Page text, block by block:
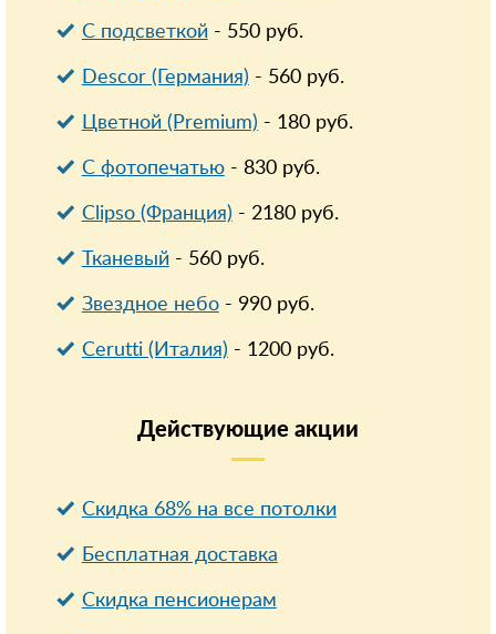
С подсветкой- 550руб.
Descor (Германия) - 560руб.
Цветной (Premium) - 180руб.
С фотопечатью- 830руб.
Clipso (Франция) - 2180руб.
Тканевый- 560руб.
Звездное небо- 990руб.
Cerutti (Италия) - 1200руб.
Действующие акции
Скидка 68% на все потолки
Бесплатная доставка
Cкидка пенсионерам